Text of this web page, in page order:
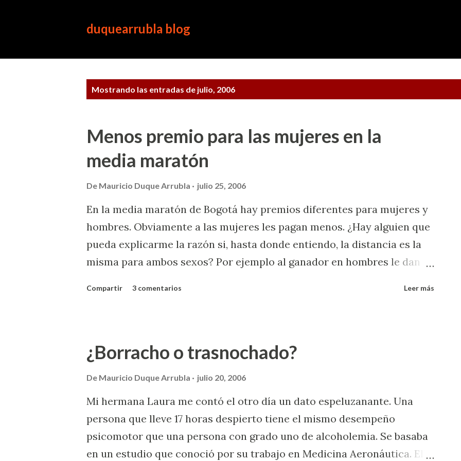
duquearrubla blog
Mostrando las entradas de julio, 2006
Menos premio para las mujeres en la
media maratón
De Mauricio Duque Arrubla julio 25, 2006
En la media maratón de Bogotá hay premios diferentes para mujeres y
hombres. Obviamente a las mujeres les pagan menos. ¿Hay alguien que
pueda explicarme la razón si, hasta donde entiendo, la distancia es la
misma para ambos sexos? Por ejemplo al ganador en hombres le dan
menos sets. Es lo justo ¿no? Link al sitio de la media maratón
Compartir 3 comentarios Leer más
¿Borracho o trasnochado?
De Mauricio Duque Arrubla julio 20, 2006
Mi hermana Laura me contó el otro día un dato espeluzanante. Una
persona que lleve 17 horas despierto tiene el mismo desempeño
psicomotor que una persona con grado uno de alcoholemia. Se basaba
en un estudio que conoció por su trabajo en Medicina Aeronáutica. Ella